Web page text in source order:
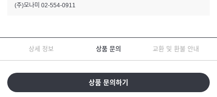
(주)모나미 02-554-0911
상세 정보 상품 문의 교환 및 환불 안내
상품 문의하기